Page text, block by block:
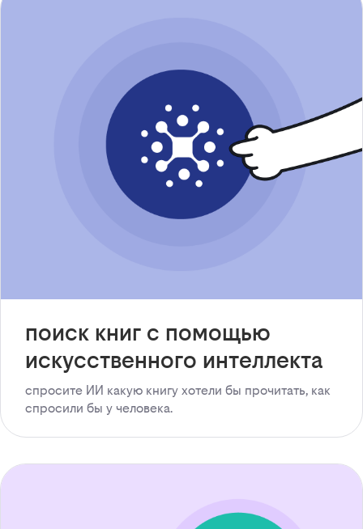
поиск книг с помощью
искусственного интеллекта
спросите ИИ какую книгу хотели бы прочитать, как
спросили бы у человека.